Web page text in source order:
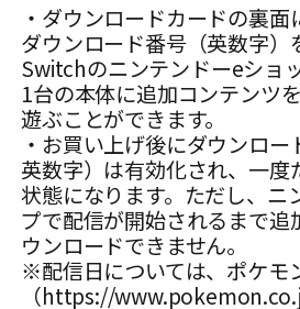
・ダウンロードカードの裏面
ダウンロード番号（英数字
Switchのニンテンドーeショ
1台の本体に追加コンテンツ
遊ぶことができます。
・お買い上げ後にダウンロ
英数字）は有効化され、一度
状態になります。ただし、ニ
プで配信が開始されるまで追
ウンロードできません。
※配信日については、ポケモ
（https://